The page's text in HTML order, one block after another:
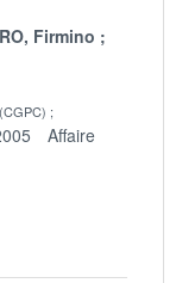
Firmino
Affaire